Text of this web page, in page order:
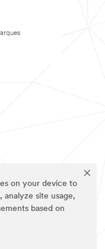
on your device to
analyze site usage,
based on